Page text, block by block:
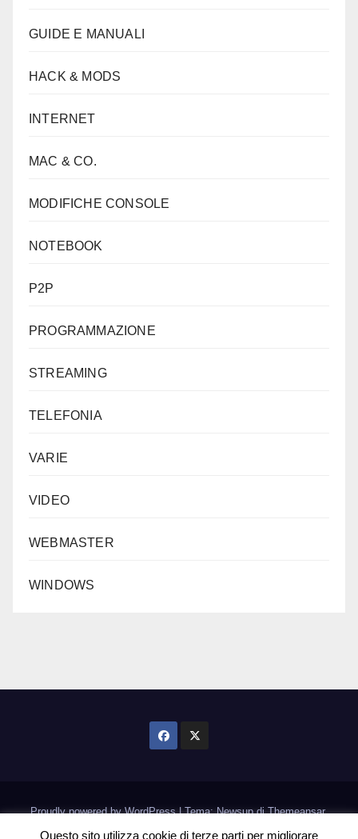
GUIDE E MANUALI
HACK & MODS
INTERNET
MAC & CO.
MODIFICHE CONSOLE
NOTEBOOK
P2P
PROGRAMMAZIONE
STREAMING
TELEFONIA
VARIE
VIDEO
WEBMASTER
WINDOWS
Proudly powered by WordPress|Tema: Newsup diThemeansar.
Questo sito utilizza cookie di terze parti per migliorare